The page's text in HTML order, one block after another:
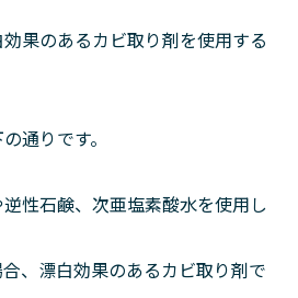
果のあるカビ取り剤を使用する
通りです。
性石鹸、次亜塩素酸水を使用し
、漂白効果のあるカビ取り剤で